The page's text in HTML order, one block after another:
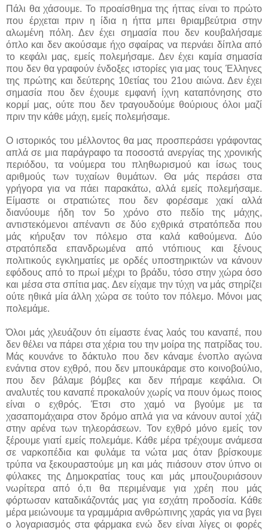
Πάλι θα χάσουμε. Το προαίσθημα της ήττας είναι το πρώτο
που έρχεται πριν η ίδια η ήττα μπει θριαμβεύτρια στην
αλωμένη πόλη. Δεν έχει σημασία που δεν κουβαλήσαμε
όπλο και δεν ακούσαμε ήχο σφαίρας να περνάει δίπλα από
το κεφάλι μας, εμείς πολεμήσαμε. Δεν έχει καμία σημασία
που δεν θα γραφούν ένδοξες ιστορίες για μας τους Έλληνες
της πρώτης και δεύτερης 10ετίας του 21ου αιώνα. Δεν έχει
σημασία που δεν έχουμε εμφανή ίχνη καταπόνησης στο
κορμί μας, ούτε που δεν τραγουδούμε θούριους όλοι μαζί
πριν την κάθε μάχη, εμείς πολεμήσαμε.
Ο ιστορικός του μέλλοντος θα μας προσπεράσει γράφοντας
απλά σε μια παράγραφο τα ποσοστά ανεργίας της χρονικής
περιόδου, τα νούμερα του πληθωρισμού και ίσως τους
αριθμούς των τυχαίων θυμάτων. Θα μάς περάσει στα
γρήγορα για να πάει παρακάτω, αλλά εμείς πολεμήσαμε.
Είμαστε οι στρατιώτες που δεν φορέσαμε χακί αλλά
διανύουμε ήδη τον 5ο χρόνο στο πεδίο της μάχης,
αντιστεκόμενοι απέναντι σε δύο εχθρικά στρατόπεδα που
μάς κήρυξαν τον πόλεμο στα καλά καθούμενα. Δύο
στρατόπεδα επανδρωμένα από ντόπιους και ξένους
πολιτικούς εγκληματίες με ορδές υποστηρικτών να κάνουν
εφόδους από το πρωί μέχρι το βράδυ, τόσο στην χώρα όσο
και μέσα στα σπίτια μας. Δεν είχαμε την τύχη να μάς στηρίζει
ούτε ηθικά μία άλλη χώρα σε τούτο τον πόλεμο. Μόνοι μας
πολεμάμε.
Όλοι μάς χλευάζουν ότι είμαστε ένας λαός του καναπέ, που
δεν θέλει να πάρει στα χέρια του την μοίρα της πατρίδας του.
Μάς κουνάνε το δάκτυλο που δεν κάναμε ένοπλο αγώνα
ενάντια στον εχθρό, που δεν μπουκάραμε στο κοινοβούλιο,
που δεν βάλαμε βόμβες και δεν πήραμε κεφάλια. Οι
αναλυτές του καναπέ προκαλούν χωρίς να πουν όμως ποιος
είναι ο εχθρός. Έτσι στο χαμό να βγούμε με τα
χασαπομάχαιρα στον δρόμο απλά για να κάνουν αυτοί χάζι
στην αρένα των τηλεοράσεων. Τον εχθρό μόνο εμείς τον
ξέρουμε γιατί εμείς πολεμάμε. Κάθε μέρα τρέχουμε ανάμεσα
σε ναρκοπέδια και φυλάμε τα νώτα μας όταν βρίσκουμε
τρύπα να ξεκουραστούμε μη και μάς πιάσουν στον ύπνο οι
φύλακες της Δημοκρατίας τους και μάς μπουζουριάσουν
νωρίτερα από ό,τι θα περιμέναμε για χρέη που μάς
φόρτωσαν καταδικάζοντάς μας για εσχάτη προδοσία. Κάθε
μέρα μειώνουμε τα γραμμάρια ανθρώπινης χαράς για να βγει
ο λογαριασμός στα φάρμακα ενώ δεν είναι λίγες οι φορές